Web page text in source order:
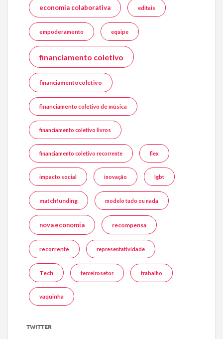
economia colaborativa editais
empoderamento equipe
financiamento coletivo
financiamentocoletivo
financiamento coletivo de música
financiamento coletivo livros
financiamento coletivo recorrente flex
impacto social inovação lgbt
matchfunding modelo tudo ou nada
nova economia recompensa
recorrente representatividade
Tech terceirosetor trabalho
vaquinha
TWITTER